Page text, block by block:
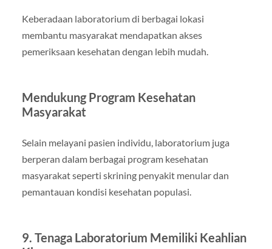
Keberadaan laboratorium di berbagai lokasi
membantu masyarakat mendapatkan akses
pemeriksaan kesehatan dengan lebih mudah.
Mendukung Program Kesehatan
Masyarakat
Selain melayani pasien individu, laboratorium juga
berperan dalam berbagai program kesehatan
masyarakat seperti skrining penyakit menular dan
pemantauan kondisi kesehatan populasi.
9. Tenaga Laboratorium Memiliki Keahlian